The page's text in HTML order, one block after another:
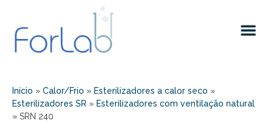
Início » Calor/Frio » Esterilizadores a calor seco »
Esterilizadores SR » Esterilizadores com ventilação natural
» SRN 240